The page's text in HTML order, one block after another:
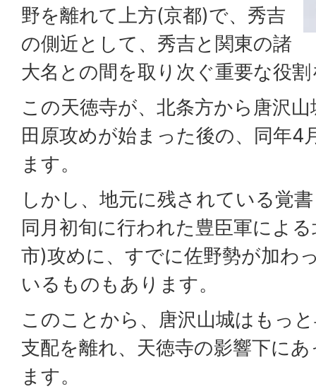
野を離れて上方(京都)で、秀吉
の側近として、秀吉と関東の諸
大名との間を取り次ぐ重要な役
この天徳寺が、北条方から唐沢
田原攻めが始まった後の、同年4
ます。
しかし、地元に残されている覚
同月初旬に行われた豊臣軍によ
市)攻めに、すでに佐野勢が加わ
いるものもあります。
このことから、唐沢山城はもっ
支配を離れ、天徳寺の影響下に
ます。